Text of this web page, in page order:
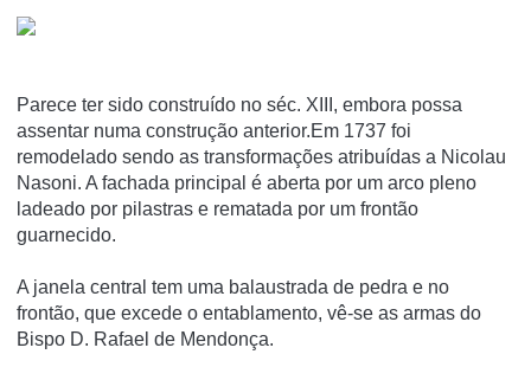
Parece ter sido construído no séc. XIII, embora possa
assentar numa construção anterior.Em 1737 foi
remodelado sendo as transformações atribuídas a Nicolau
Nasoni. A fachada principal é aberta por um arco pleno
ladeado por pilastras e rematada por um frontão
guarnecido.
A janela central tem uma balaustrada de pedra e no
frontão, que excede o entablamento, vê-se as armas do
Bispo D. Rafael de Mendonça.